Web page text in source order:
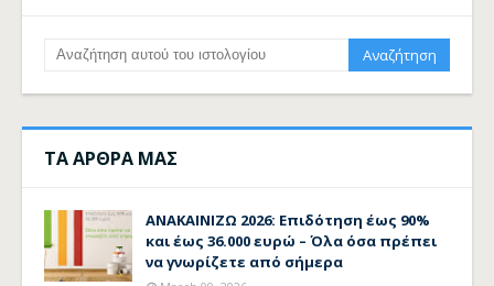
ΤΑ ΑΡΘΡΑ ΜΑΣ
ΑΝΑΚΑΙΝΙΖΩ 2026: Επιδότηση έως 90%
και έως 36.000 ευρώ – Όλα όσα πρέπει
να γνωρίζετε από σήμερα